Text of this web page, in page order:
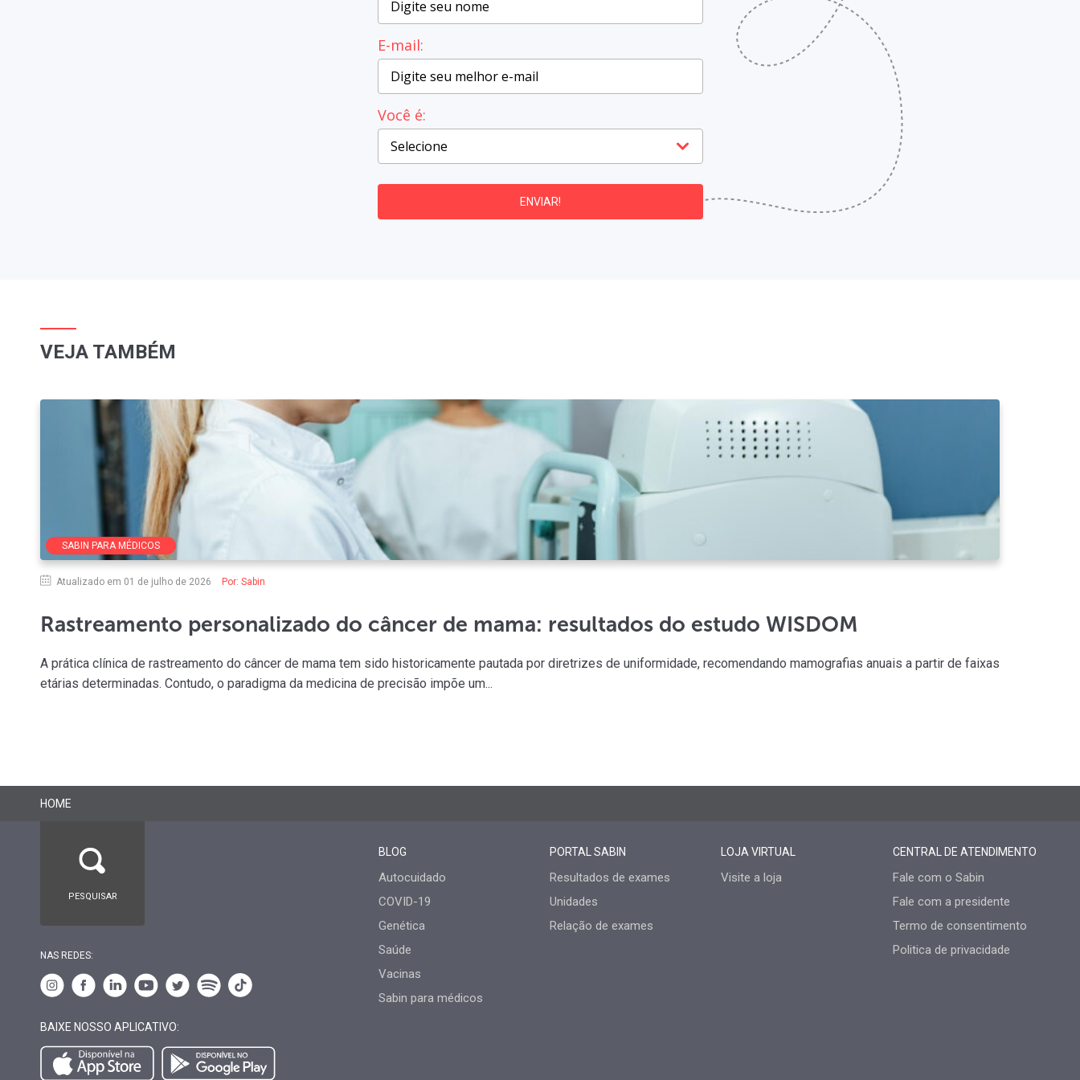
E-mail:
Você é:
ENVIAR!
VEJA TAMBÉM
SABIN PARA MÉDICOS
Atualizado em 01 de julho de 2026 Por: Sabin
Rastreamento personalizado do câncer de mama: resultados do estudo WISDOM
A prática clínica de rastreamento do câncer de mama tem sido historicamente pautada por diretrizes de uniformidade, recomendando mamografias anuais a partir de faixas
etárias determinadas. Contudo, o paradigma da medicina de precisão impõe um...
HOME
NAS REDES:
BLOG
Autocuidado
COVID-19
Genética
Saúde
Vacinas
Sabin para médicos
PORTAL SABIN
Resultados de exames
Unidades
Relação de exames
LOJA VIRTUAL
Visite a loja
CENTRAL DE ATENDIMENTO
Fale com o Sabin
Fale com a presidente
Termo de consentimento
Politica de privacidade
BAIXE NOSSO APLICATIVO: